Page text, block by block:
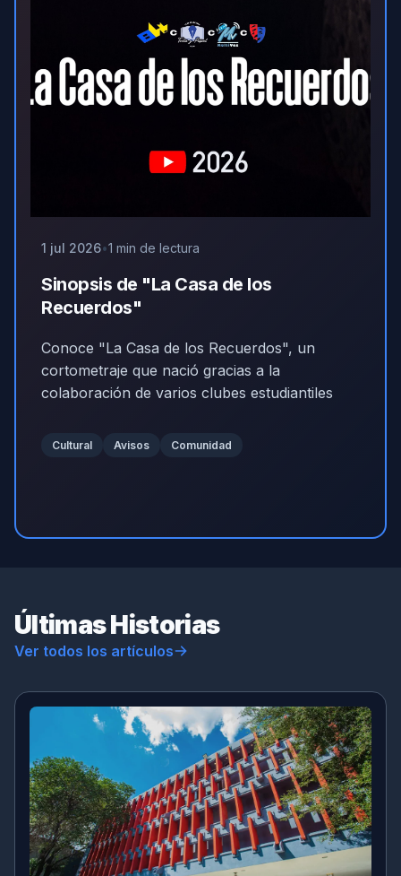
1 jul 2026 1 min de lectura
Sinopsis de "La Casa de los
Recuerdos"
Conoce "La Casa de los Recuerdos", un
cortometraje que nació gracias a la
colaboración de varios clubes estudiantiles
Cultural Avisos Comunidad
Últimas Historias
Ver todos los artículos